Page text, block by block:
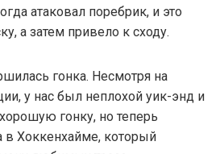
атаковал поребрик, и это
а затем привело к сходу.
гонка. Несмотря на
у нас был неплохой уик-энд и
гонку, но теперь
в Хоккенхайме, который